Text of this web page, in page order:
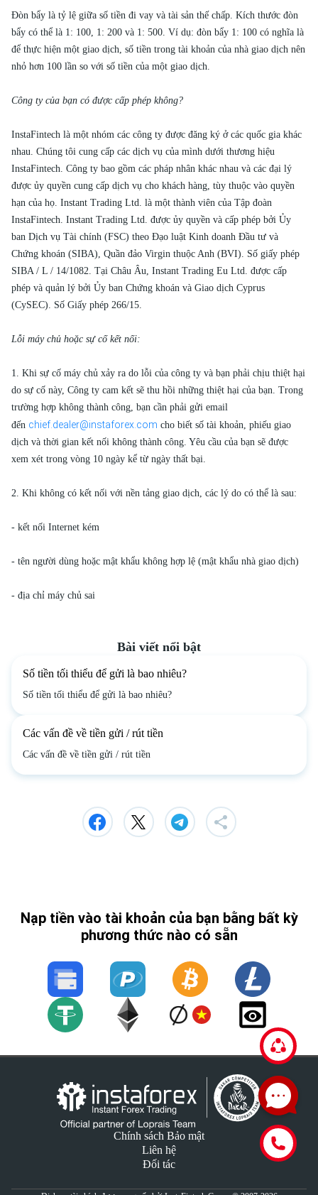
Đòn bẩy là tỷ lệ giữa số tiền đi vay và tài sản thế chấp. Kích thước đòn
bẩy có thể là 1: 100, 1: 200 và 1: 500. Ví dụ: đòn bẩy 1: 100 có nghĩa là
để thực hiện một giao dịch, số tiền trong tài khoản của nhà giao dịch nên
nhỏ hơn 100 lần so với số tiền của một giao dịch.
Công ty của bạn có được cấp phép không?
InstaFintech là một nhóm các công ty được đăng ký ở các quốc gia khác
nhau. Chúng tôi cung cấp các dịch vụ của mình dưới thương hiệu
InstaFintech. Công ty bao gồm các pháp nhân khác nhau và các đại lý
được ủy quyền cung cấp dịch vụ cho khách hàng, tùy thuộc vào quyền
hạn của họ. Instant Trading Ltd. là một thành viên của Tập đoàn
InstaFintech. Instant Trading Ltd. được ủy quyền và cấp phép bởi Ủy
ban Dịch vụ Tài chính (FSC) theo Đạo luật Kinh doanh Đầu tư và
Chứng khoán (SIBA), Quần đảo Virgin thuộc Anh (BVI). Số giấy phép
SIBA / L / 14/1082. Tại Châu Âu, Instant Trading Eu Ltd. được cấp
phép và quản lý bởi Ủy ban Chứng khoán và Giao dịch Cyprus
(CySEC). Số Giấy phép 266/15.
Lỗi máy chủ hoặc sự cố kết nối:
1. Khi sự cố máy chủ xảy ra do lỗi của công ty và bạn phải chịu thiệt hại
do sự cố này, Công ty cam kết sẽ thu hồi những thiệt hại của bạn. Trong
trường hợp không thành công, bạn cần phải gửi email
đến chief.dealer@instaforex.com cho biết số tài khoản, phiếu giao
dịch và thời gian kết nối không thành công. Yêu cầu của bạn sẽ được
xem xét trong vòng 10 ngày kể từ ngày thất bại.
2. Khi không có kết nối với nền tảng giao dịch, các lý do có thể là sau:
- kết nối Internet kém
- tên người dùng hoặc mật khẩu không hợp lệ (mật khẩu nhà giao dịch)
- địa chỉ máy chủ sai
Bài viết nổi bật
Số tiền tối thiểu để gửi là bao nhiêu?
Số tiền tối thiểu để gửi là bao nhiêu?
Các vấn đề về tiền gửi / rút tiền
Các vấn đề về tiền gửi / rút tiền
Nạp tiền vào tài khoản của bạn bằng bất kỳ
phương thức nào có sẵn
Chính sách Bảo mật
Liên hệ
Đối tác